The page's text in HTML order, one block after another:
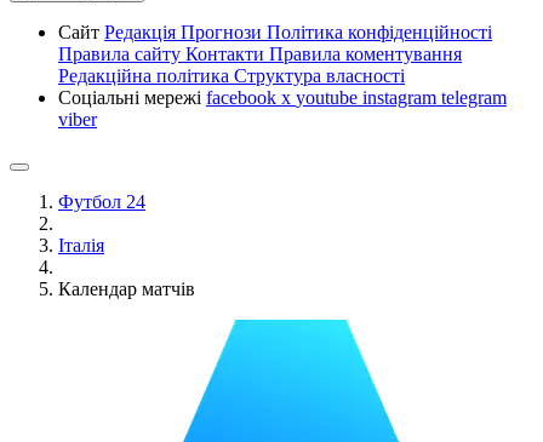
Сайт Редакція Прогнози Політика конфіденційності
Правила сайту Контакти Правила коментування
Редакційна політика Структура власності
Соціальні мережі facebook x youtube instagram telegram
viber
Футбол 24
Італія
Календар матчів